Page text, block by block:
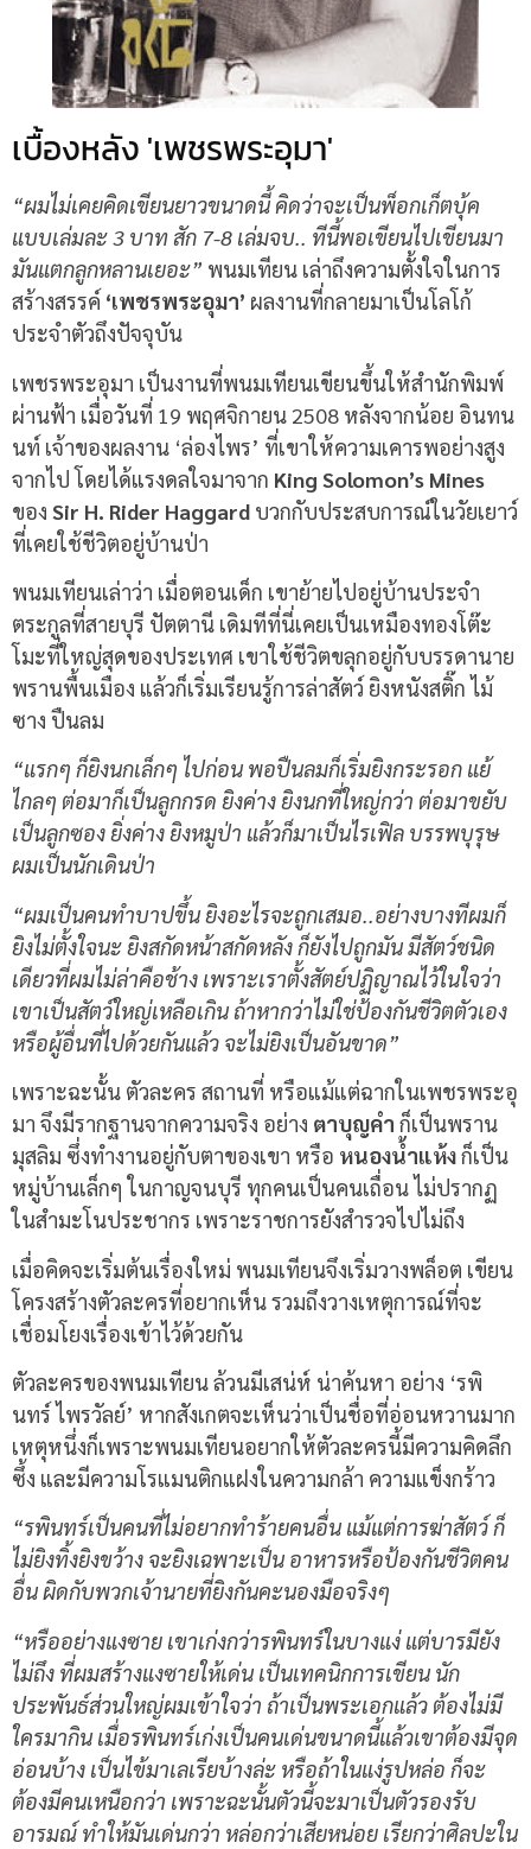
เบื้องหลัง 'เพชรพระอุมา'
“ผมไม่เคยคิดเขียนยาวขนาดนี้ คิดว่าจะเป็นพ็อกเก็ตบุ้ค
แบบเล่มละ 3 บาท สัก 7-8 เล่มจบ.. ทีนี้พอเขียนไปเขียนมา
มันแตกลูกหลานเยอะ” พนมเทียน เล่าถึงความตั้งใจในการ
สร้างสรรค์ ‘เพชรพระอุมา’ ผลงานที่กลายมาเป็นโลโก้
ประจำตัวถึงปัจจุบัน
เพชรพระอุมา เป็นงานที่พนมเทียนเขียนขึ้นให้สำนักพิมพ์
ผ่านฟ้า เมื่อวันที่ 19 พฤศจิกายน 2508 หลังจากน้อย อินทน
นท์ เจ้าของผลงาน ‘ล่องไพร’ ที่เขาให้ความเคารพอย่างสูง
จากไป โดยได้แรงดลใจมาจาก King Solomon’s Mines
ของ Sir H. Rider Haggard บวกกับประสบการณ์ในวัยเยาว์
ที่เคยใช้ชีวิตอยู่บ้านป่า
พนมเทียนเล่าว่า เมื่อตอนเด็ก เขาย้ายไปอยู่บ้านประจำ
ตระกูลที่สายบุรี ปัตตานี เดิมทีที่นี่เคยเป็นเหมืองทองโต๊ะ
โมะที่ใหญ่สุดของประเทศ เขาใช้ชีวิตขลุกอยู่กับบรรดานาย
พรานพื้นเมือง แล้วก็เริ่มเรียนรู้การล่าสัตว์ ยิงหนังสติ๊ก ไม้
ซาง ปืนลม
“แรกๆ ก็ยิงนกเล็กๆ ไปก่อน พอปืนลมก็เริ่มยิงกระรอก แย้
ไกลๆ ต่อมาก็เป็นลูกกรด ยิงค่าง ยิงนกที่ใหญ่กว่า ต่อมาขยับ
เป็นลูกซอง ยิ่งค่าง ยิงหมูป่า แล้วก็มาเป็นไรเฟิล บรรพบุรุษ
ผมเป็นนักเดินป่า
“ผมเป็นคนทำบาปขึ้น ยิงอะไรจะถูกเสมอ..อย่างบางทีผมก็
ยิงไม่ตั้งใจนะ ยิงสกัดหน้าสกัดหลัง ก็ยังไปถูกมัน มีสัตว์ชนิด
เดียวที่ผมไม่ล่าคือช้าง เพราะเราตั้งสัตย์ปฏิญาณไว้ในใจว่า
เขาเป็นสัตว์ใหญ่เหลือเกิน ถ้าหากว่าไม่ใช่ป้องกันชีวิตตัวเอง
หรือผู้อื่นที่ไปด้วยกันแล้ว จะไม่ยิงเป็นอันขาด”
เพราะฉะนั้น ตัวละคร สถานที่ หรือแม้แต่ฉากในเพชรพระอุ
มา จึงมีรากฐานจากความจริง อย่าง ตาบุญคำ ก็เป็นพราน
มุสลิม ซึ่งทำงานอยู่กับตาของเขา หรือ หนองน้ำแห้งก็เป็น
หมู่บ้านเล็กๆ ในกาญจนบุรี ทุกคนเป็นคนเถื่อน ไม่ปรากฏ
ในสำมะโนประชากร เพราะราชการยังสำรวจไปไม่ถึง
เมื่อคิดจะเริ่มต้นเรื่องใหม่ พนมเทียนจึงเริ่มวางพล็อต เขียน
โครงสร้างตัวละครที่อยากเห็น รวมถึงวางเหตุการณ์ที่จะ
เชื่อมโยงเรื่องเข้าไว้ด้วยกัน
ตัวละครของพนมเทียน ล้วนมีเสน่ห์ น่าค้นหา อย่าง ‘รพิ
นทร์ ไพรวัลย์’ หากสังเกตจะเห็นว่าเป็นชื่อที่อ่อนหวานมาก
เหตุหนึ่งก็เพราะพนมเทียนอยากให้ตัวละครนี้มีความคิดลึก
ซึ้ง และมีความโรแมนติกแฝงในความกล้า ความแข็งกร้าว
“รพินทร์เป็นคนที่ไม่อยากทำร้ายคนอื่น แม้แต่การฆ่าสัตว์ ก็
ไม่ยิงทิ้งยิงขว้าง จะยิงเฉพาะเป็น อาหารหรือป้องกันชีวิตคน
อื่น ผิดกับพวกเจ้านายที่ยิงกันคะนองมือจริงๆ
“หรืออย่างแงซาย เขาเก่งกว่ารพินทร์ในบางแง่ แต่บารมียัง
ไม่ถึง ที่ผมสร้างแงซายให้เด่น เป็นเทคนิกการเขียน นัก
ประพันธ์ส่วนใหญ่ผมเข้าใจว่า ถ้าเป็นพระเอกแล้ว ต้องไม่มี
ใครมากิน เมื่อรพินทร์เก่งเป็นคนเด่นขนาดนี้แล้วเขาต้องมีจุด
อ่อนบ้าง เป็นไข้มาเลเรียบ้างล่ะ หรือถ้าในแง่รูปหล่อ ก็จะ
ต้องมีคนเหนือกว่า เพราะฉะนั้นตัวนี้จะมาเป็นตัวรองรับ
อารมณ์ ทำให้มันเด่นกว่า หล่อกว่าเสียหน่อย เรียกว่าศิลปะใน